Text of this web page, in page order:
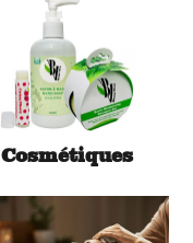
Cosmétiques